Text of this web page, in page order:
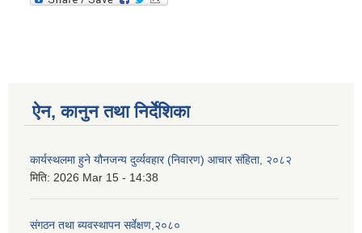
ऐन, कानुन तथा निर्देशिका
कार्यस्थलमा हुने यौनजन्य दुर्व्यवहार (निवारण) आचार संहिता, २०८२
मिति: 2026 Mar 15 - 14:38
संगठन तथा ब्यवस्थापन सर्वेक्षण,२०८०